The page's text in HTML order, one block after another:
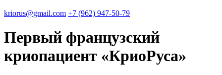
kriorus@gmail.com +7 (962) 947-50-79
Первый французский
криопациент «КриоРуса»